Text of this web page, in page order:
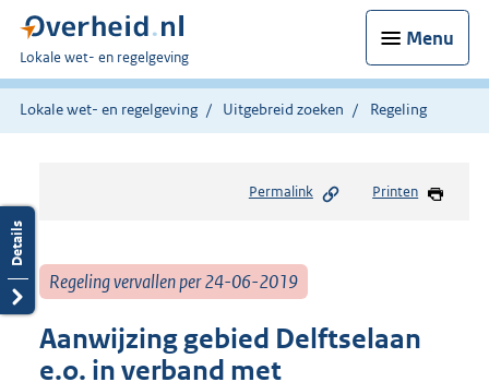
Menu
U
bent
hier:
Lokale wet- en regelgeving
Lokale wet- en regelgeving Uitgebreid zoeken Regeling
Permalink Printen
Regeling vervallen per 24-06-2019
Aanwijzing gebied Delftselaan
e.o. in verband met